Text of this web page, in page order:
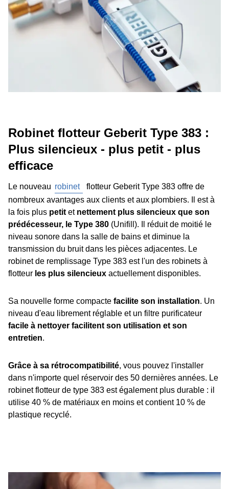
Robinet flotteur Geberit Type 383 :
Plus silencieux - plus petit - plus
efficace
Le nouveau robinet
flotteur Geberit Type 383 offre de
nombreux avantages aux clients et aux plombiers. Il est à
la fois plus petit et nettement plus silencieux que son
prédécesseur, le Type 380 (Unifill). Il réduit de moitié le
niveau sonore dans la salle de bains et diminue la
transmission du bruit dans les pièces adjacentes. Le
robinet de remplissage Type 383 est l'un des robinets à
flotteur les plus silencieux actuellement disponibles.
Sa nouvelle forme compacte facilite son installation. Un
niveau d'eau librement réglable et un filtre purificateur
facile à nettoyer facilitent son utilisation et son
entretien.
Grâce à sa rétrocompatibilité, vous pouvez l'installer
dans n'importe quel réservoir des 50 dernières années. Le
robinet flotteur de type 383 est également plus durable : il
utilise 40 % de matériaux en moins et contient 10 % de
plastique recyclé.